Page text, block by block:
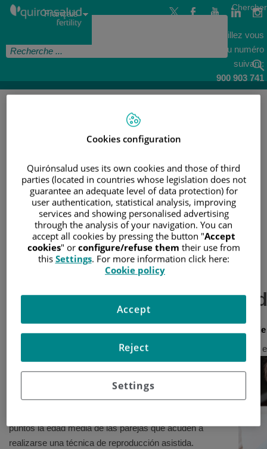
Passer
contenu
Veuillez vous
renseigner au numéro
suivant:
900 903 741
Sélecteur
de
Langue
Active
Français
Chercher
DESEO CONCEBIDO
QUÉ NO ME QUEDO EMBARAZADA?
DOCTOR, ¿POR QUÉ NO ME
QUEDO EMBARAZADA?
Doctor, ¿Por qué no me
Artículo de Antonio Urries, Biólogo y Director de la Unidad
Sin ninguna duda la edad a las que las parejas deciden
esterilidad de nuestra sociedad.
Según un estudio realizado por laUnidad de
Reproducción Asistida de Hospital Quirón Zaragoza, en
puntos la edad media de las parejas que acuden a
realizarse una técnica de reproducción asistida.
Cookies configuration
Quirónsalud uses its own cookies and those of third
parties (located in countries whose legislation does not
guarantee an adequate level of data protection) for
user authentication, statistical analysis, improving
services and showing personalised advertising
through the analysis of your navigation. You can
accept all cookies by pressing the button "Accept
cookies" or configure/refuse them their use from
this Settings. For more information click here:
Cookie policy
Settings
Reject
Accept